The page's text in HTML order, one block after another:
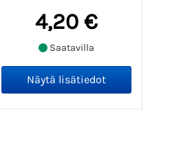
4,20 €
Saatavilla